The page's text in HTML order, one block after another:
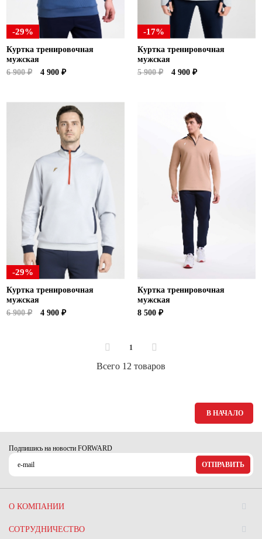
-29%
Куртка тренировочная
мужская
6 900 ₽
4 900 ₽
-17%
Куртка тренировочная
мужская
5 900 ₽
4 900 ₽
-29%
Куртка тренировочная
мужская
6 900 ₽
4 900 ₽
Куртка тренировочная
мужская
8 500 ₽
1
Всего 12 товаров
В НАЧАЛО
Подпишись на новости FORWARD
ОТПРАВИТЬ
О КОМПАНИИ
СОТРУДНИЧЕСТВО